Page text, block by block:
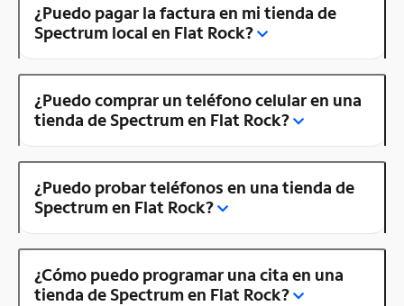
¿Puedo pagar la factura en mi tienda de
Spectrum local en Flat Rock?
¿Puedo comprar un teléfono celular en una
tienda de Spectrum en Flat Rock?
¿Puedo probar teléfonos en una tienda de
Spectrum en Flat Rock?
¿Cómo puedo programar una cita en una
tienda de Spectrum en Flat Rock?